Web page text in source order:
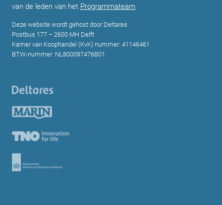
van de leden van het Programmateam.
Deze website wordt gehost door Deltares
Postbus 177 – 2600 MH Delft
Kamer van Koophandel (KvK) nummer: 41146461
BTW-nummer: NL800097476B01